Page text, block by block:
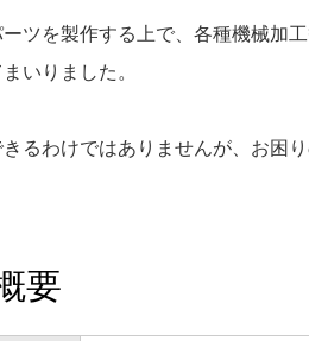
ーツを製作する上で、各種機械加
いりました。
るわけではありませんが、お困
要